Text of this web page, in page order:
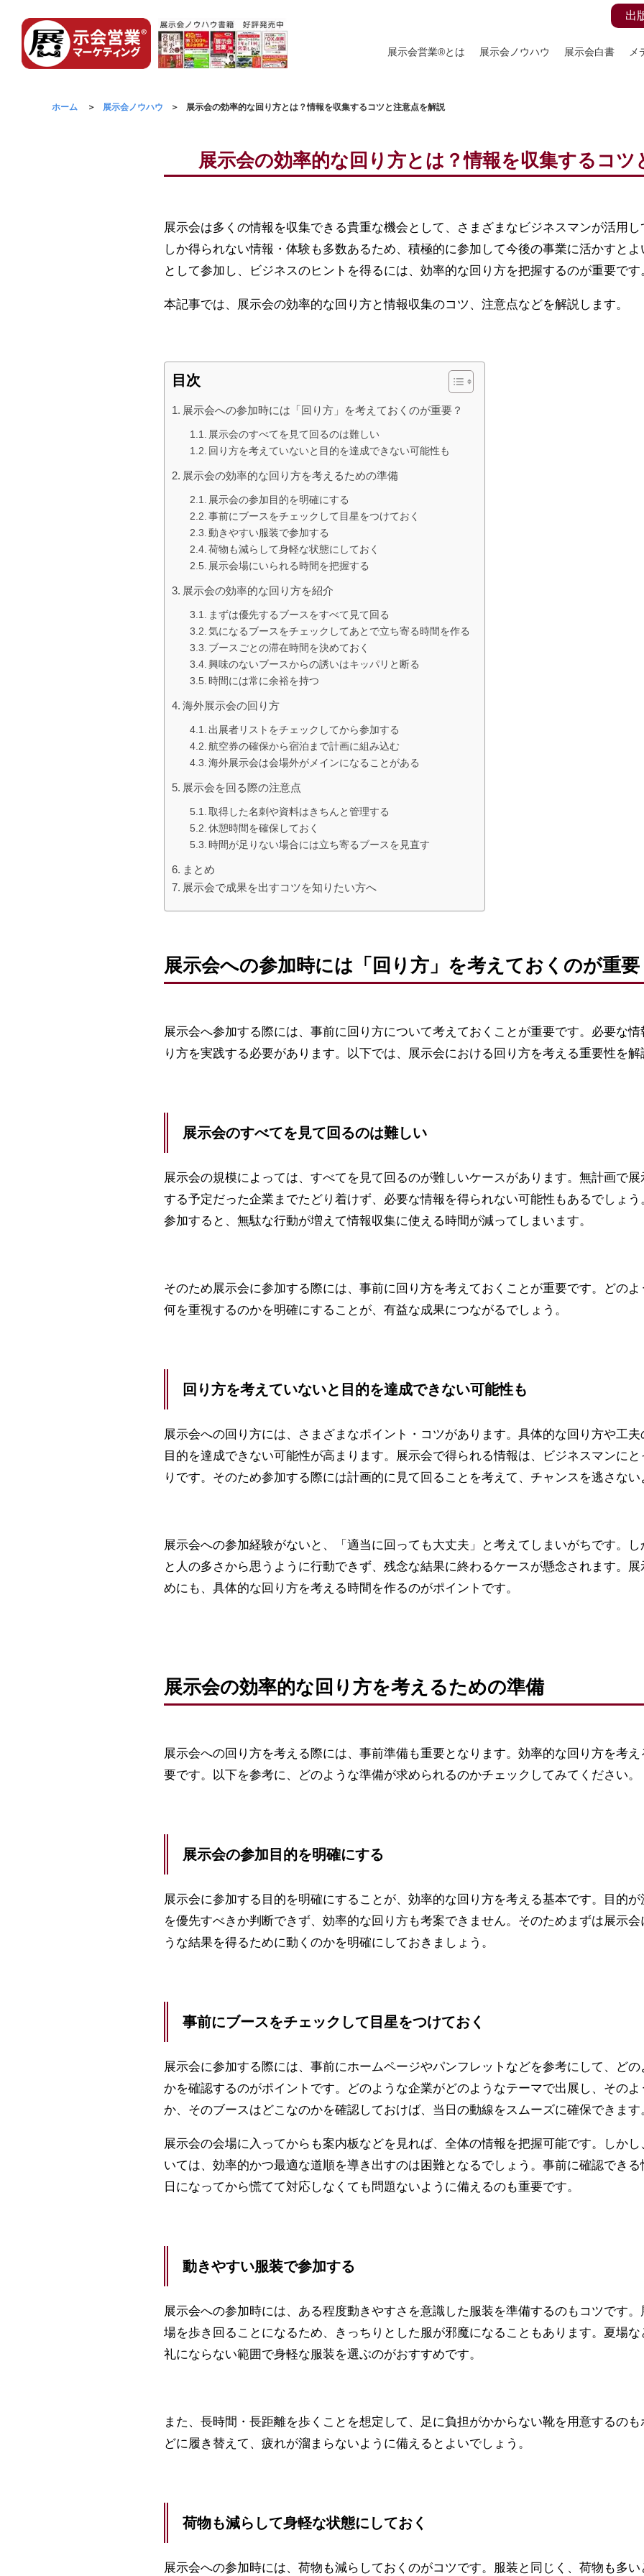
出
展示会営業®とは 展示会ノウハウ 展示会白書 メ
ホーム 展示会ノウハウ 展示会の効率的な回り方とは？情報を収集するコツと注意点を解説
展示会の効率的な回り方とは？情報を収集するコツ
展示会は多くの情報を収集できる貴重な機会として、さまざまなビジネスマンが活用
しか得られない情報・体験も多数あるため、積極的に参加して今後の事業に活かすと
として参加し、ビジネスのヒントを得るには、効率的な回り方を把握するのが重要です
本記事では、展示会の効率的な回り方と情報収集のコツ、注意点などを解説します。
目次
展示会への参加時には「回り方」を考えておくのが重要？
展示会のすべてを見て回るのは難しい
回り方を考えていないと目的を達成できない可能性も
展示会の効率的な回り方を考えるための準備
展示会の参加目的を明確にする
事前にブースをチェックして目星をつけておく
動きやすい服装で参加する
荷物も減らして身軽な状態にしておく
展示会場にいられる時間を把握する
展示会の効率的な回り方を紹介
まずは優先するブースをすべて見て回る
気になるブースをチェックしてあとで立ち寄る時間を作る
ブースごとの滞在時間を決めておく
興味のないブースからの誘いはキッパリと断る
時間には常に余裕を持つ
海外展示会の回り方
出展者リストをチェックしてから参加する
航空券の確保から宿泊まで計画に組み込む
海外展示会は会場外がメインになることがある
展示会を回る際の注意点
取得した名刺や資料はきちんと管理する
休憩時間を確保しておく
時間が足りない場合には立ち寄るブースを見直す
まとめ
展示会で成果を出すコツを知りたい方へ
展示会への参加時には「回り方」を考えておくのが重要
展示会へ参加する際には、事前に回り方について考えておくことが重要です。必要な
り方を実践する必要があります。以下では、展示会における回り方を考える重要性を
展示会のすべてを見て回るのは難しい
展示会の規模によっては、すべてを見て回るのが難しいケースがあります。無計画で
する予定だった企業までたどり着けず、必要な情報を得られない可能性もあるでしょ
参加すると、無駄な行動が増えて情報収集に使える時間が減ってしまいます。
そのため展示会に参加する際には、事前に回り方を考えておくことが重要です。どの
何を重視するのかを明確にすることが、有益な成果につながるでしょう。
回り方を考えていないと目的を達成できない可能性も
展示会への回り方には、さまざまなポイント・コツがあります。具体的な回り方や工
目的を達成できない可能性が高まります。展示会で得られる情報は、ビジネスマンに
りです。そのため参加する際には計画的に見て回ることを考えて、チャンスを逃さな
展示会への参加経験がないと、「適当に回っても大丈夫」と考えてしまいがちです。
と人の多さから思うように行動できず、残念な結果に終わるケースが懸念されます。
めにも、具体的な回り方を考える時間を作るのがポイントです。
展示会の効率的な回り方を考えるための準備
展示会への回り方を考える際には、事前準備も重要となります。効率的な回り方を考
要です。以下を参考に、どのような準備が求められるのかチェックしてみてください。
展示会の参加目的を明確にする
展示会に参加する目的を明確にすることが、効率的な回り方を考える基本です。目的
を優先すべきか判断できず、効率的な回り方も考案できません。そのためまずは展示
うな結果を得るために動くのかを明確にしておきましょう。
事前にブースをチェックして目星をつけておく
展示会に参加する際には、事前にホームページやパンフレットなどを参考にして、ど
かを確認するのがポイントです。どのような企業がどのようなテーマで出展し、その
か、そのブースはどこなのかを確認しておけば、当日の動線をスムーズに確保できます
展示会の会場に入ってからも案内板などを見れば、全体の情報を把握可能です。
しか
いては、効率的かつ最適な道順を導き出すのは困難となるでしょう。事前に確認でき
日になってから慌てて対応しなくても問題ないように備えるのも重要です。
動きやすい服装で参加する
展示会への参加時には、ある程度動きやすさを意識した服装を準備するのもコツです
場を歩き回ることになるため、きっちりとした服が邪魔になることもあります。夏場
礼にならない範囲で身軽な服装を選ぶのがおすすめです。
また、長時間・長距離を歩くことを想定して、足に負担がかからない靴を用意するの
どに履き替えて、疲れが溜まらないように備えるとよいでしょう。
荷物も減らして身軽な状態にしておく
展示会への参加時には、荷物も減らしておくのがコツです。服装と同じく、荷物も多